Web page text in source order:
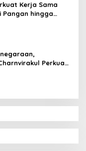
Kerja Sama
Pangan hingga
Perkuat